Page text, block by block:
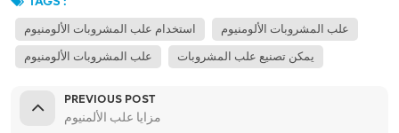
استخدام علب المشروبات الألومنيوم علب المشروبات الألومنيوم
علب المشروبات الألومنيوم يمكن تصنيع علب المشروبات
PREVIOUS POST
مزايا علب الألمنيوم